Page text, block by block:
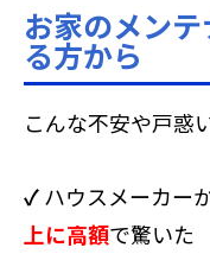
お家のメン
る方から
こんな不安や戸惑
✓ハウスメーカー
上に高額で驚いた